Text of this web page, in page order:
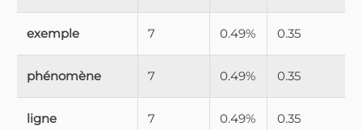
exemple 7 0.49% 0.35
phénomène 7 0.49% 0.35
ligne 7 0.49% 0.35